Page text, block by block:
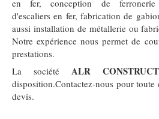
en fer, conception de ferronerie
d'escaliers en fer, fabrication de
aussi installation de métallerie ou
Notre expérience nous permet de
prestations.
La société ALR
disposition.Contactez-nous pour
devis.